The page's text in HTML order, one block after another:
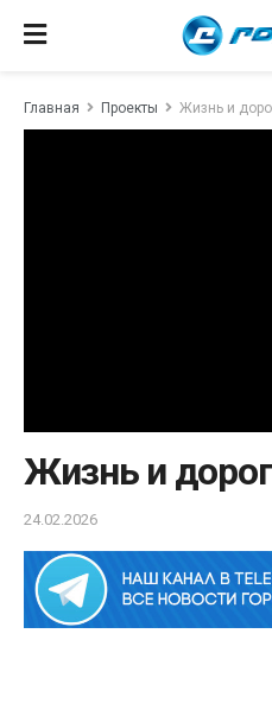
Главная Проекты Жизнь и
Жизнь и
24.02.2026